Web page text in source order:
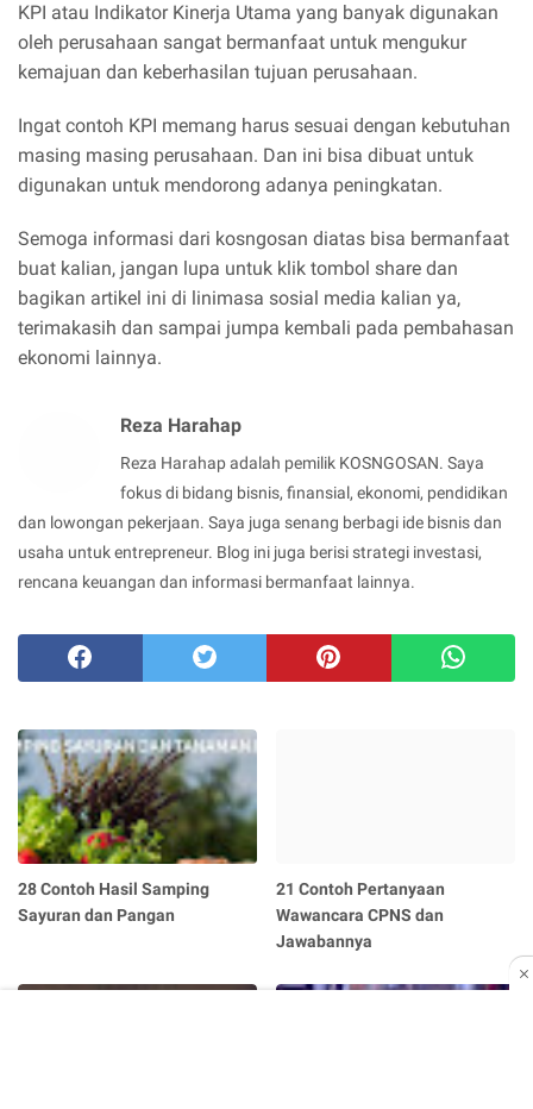
KPI atau Indikator Kinerja Utama yang banyak digunakan
oleh perusahaan sangat bermanfaat untuk mengukur
kemajuan dan keberhasilan tujuan perusahaan.
Ingat contoh KPI memang harus sesuai dengan kebutuhan
masing masing perusahaan. Dan ini bisa dibuat untuk
digunakan untuk mendorong adanya peningkatan.
Semoga informasi dari kosngosan diatas bisa bermanfaat
buat kalian, jangan lupa untuk klik tombol share dan
bagikan artikel ini di linimasa sosial media kalian ya,
terimakasih dan sampai jumpa kembali pada pembahasan
ekonomi lainnya.
Reza Harahap
Reza Harahap adalah pemilik KOSNGOSAN. Saya
fokus di bidang bisnis, finansial, ekonomi, pendidikan
dan lowongan pekerjaan. Saya juga senang berbagi ide bisnis dan
usaha untuk entrepreneur. Blog ini juga berisi strategi investasi,
rencana keuangan dan informasi bermanfaat lainnya.
28 Contoh Hasil Samping
Sayuran dan Pangan
21 Contoh Pertanyaan
Wawancara CPNS dan
Jawabannya